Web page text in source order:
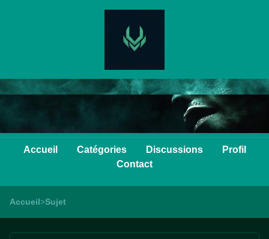
Accueil Catégories Discussions
Profil
Contact
Accueil>Sujet